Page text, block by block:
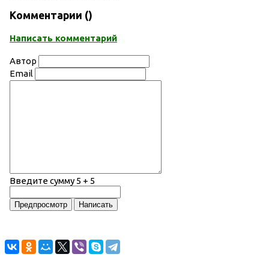
Комментарии ()
Написать комментарий
Автор
Email
Введите сумму 5 + 5